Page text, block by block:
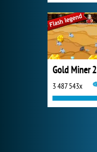
Gold Miner 2
3 487 543x